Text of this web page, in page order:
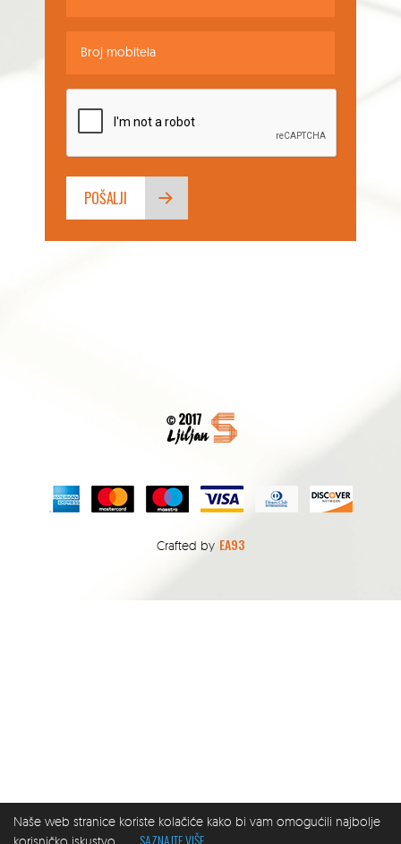
Naše web stranice koriste kolačiće kako bi vam omogućili najbolje
korisničko iskustvo.
SAZNAJTE VIŠE
Crafted by EA93